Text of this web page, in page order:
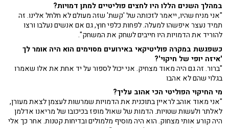
במהלך השנים הללו היו לחצים פוליטיים למתן דמויות?
"אני מניח שהיו, ייאמר לזכותה של 'קשת' שזה מעולם לא חלחל אלינו. זה
תמיד נעצר איפשהו למעלה. לפחות כלפי חוץ, גם אם אנשים נעלבו ורצו
להוריד את הדמויות היו חייבים לשחק את המשחק".
כשפגשת במקרה פוליטיקאי באירועים מסוימים הוא היה אומר לך
'איזה יופי של חיקוי'?
"ברור. זה גם היה מאוד מצחיק. אני יכול לספור על יד אחת את אלו שאמרו
בגלוי שהם לא אהבו
מי החיקוי הפוליטי הכי אהוב עליך?
"אני מאוד אוהב לראיין בתוכנית את הדמויות שמרשות לעצמן לצאת מעורן,
לאלתר ולעשות שטויות. הדמות של שאול מופז בכיכובו של מריאנו אדלמן
היה קורע אותי מצחוק. הוא היה מוסיף מלמולים ובדיחות קטנות. אחר כך אלי